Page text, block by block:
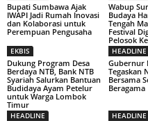
Bupati Sumbawa Ajak
IWAPI Jadi Rumah Inovasi
dan Kolaborasi untuk
Perempuan Pengusaha
Wabup
Budaya
Tengah
Festival
Pelosok
EKBIS
Dukung Program Desa
Berdaya NTB, Bank NTB
Syariah Salurkan Bantuan
Budidaya Ayam Petelur
untuk Warga Lombok
Timur
HEADLINE
Gubernur
Tegaskan
Bersama
Beragama
HEADLINE HEADLINE